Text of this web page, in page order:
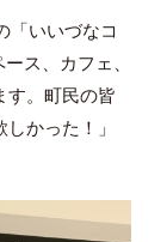
「いいづなコ
ス、カフェ、
す。町民の皆
かった！」